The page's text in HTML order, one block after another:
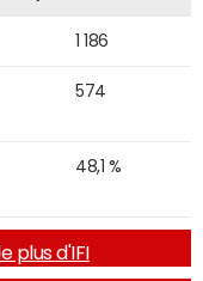
1 186
574
48,1 %
plus d'IFI